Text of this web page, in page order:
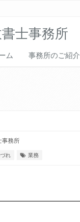
士事務所
ム 事務所のご紹介
事務所
れ 業務